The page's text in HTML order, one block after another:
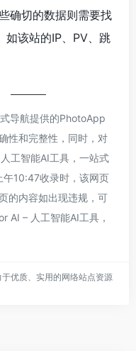
确切的数据则需要找
该站的IP、PV、跳
导航提供的PhotoApp
性和完整性，同时，对
工智能AI工具，一站式
10:47收录时，该网页
的内容如出现违规，可
AI – 人工智能AI工具，
优质、实用的网络站点资源